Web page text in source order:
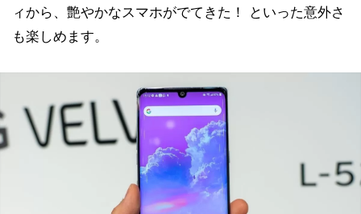
ィから、艶やかなスマホがでてきた！ といった意外さ
も楽しめます。